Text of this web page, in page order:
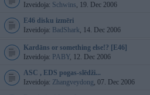
Izveidoja: Schwins, 19. Dec 2006
E46 disku izmēri
Izveidoja: BadShark, 14. Dec 2006
Kardāns or something else!? [E46]
Izveidoja: PABY, 12. Dec 2006
ASC , EDS pogas-slēdži...
Izveidoja: Zhangveydong, 07. Dec 2006